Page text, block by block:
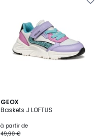
GEOX
Baskets J LOFTUS
à partir de
49,90 €